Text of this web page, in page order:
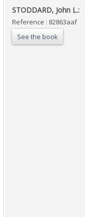
‎STODDARD, John L.:‎
Reference : 82863aaf
See the book